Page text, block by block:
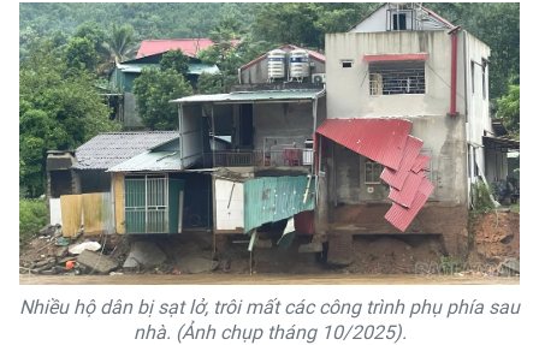
Nhiều hộ dân bị sạt lở, trôi mất các công trình phụ phía sau
nhà. (Ảnh chụp tháng 10/2025).